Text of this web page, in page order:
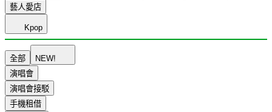
藝人愛店
Kpop
全部
NEW!
演唱會
演唱會接駁
手機租借